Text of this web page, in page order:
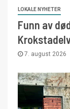
LOKALE NYHETER
Funn av
7. august 2026